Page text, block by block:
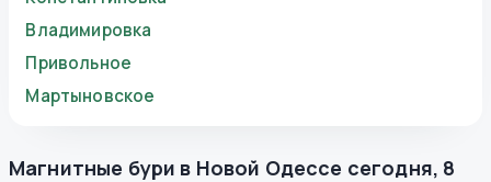
Владимировка
Привольное
Мартыновское
Магнитные бури в Новой Одессе сегодня, 8